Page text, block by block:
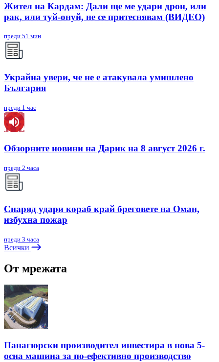
Жител на Кардам: Дали ще ме удари дрон, или
рак, или туй-онуй, не се притеснявам (ВИДЕО)
преди 51 мин
Украйна увери, че не е атакувала умишлено
България
преди 1 час
Обзорните новини на Дарик на 8 август 2026 г.
преди 2 часа
Снаряд удари кораб край бреговете на Оман,
избухна пожар
преди 3 часа
Всички
От мрежата
Панагюрски производител инвестира в нова 5-
осна машина за по-ефективно производство